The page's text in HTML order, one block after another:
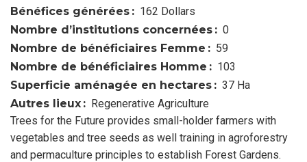
Bénéfices générées
162 Dollars
Nombre d’institutions concernées
0
Nombre de bénéficiaires Femme
59
Nombre de bénéficiaires Homme
103
Superficie aménagée en hectares
37 Ha
Autres lieux
Regenerative Agriculture
Trees for the Future provides small-holder farmers with
vegetables and tree seeds as well training in agroforestry
and permaculture principles to establish Forest Gardens.